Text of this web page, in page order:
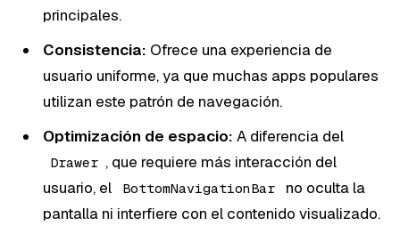
principales.
Consistencia: Ofrece una experiencia de
usuario uniforme, ya que muchas apps populares
utilizan este patrón de navegación.
Optimización de espacio: A diferencia del
Drawer , que requiere más interacción del
usuario, el
BottomNavigationBar
no oculta la
pantalla ni interfiere con el contenido visualizado.